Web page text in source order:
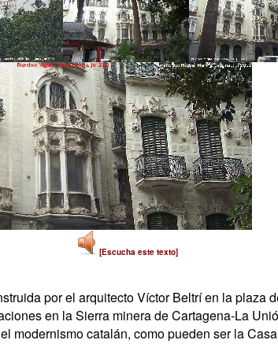
[Escucha este texto]
por el arquitecto Víctor Beltrí en la plaza
en la Sierra minera de Cartagena-La
modernismo catalán, como pueden ser la